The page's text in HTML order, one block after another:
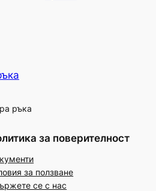
ръка
за поверителност
за ползване
се с нас